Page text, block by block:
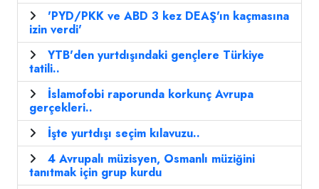
'PYD/PKK ve ABD 3 kez DEAŞ'ın kaçmasına
izin verdi'
YTB'den yurtdışındaki gençlere Türkiye
tatili..
İslamofobi raporunda korkunç Avrupa
gerçekleri..
İşte yurtdışı seçim kılavuzu..
4 Avrupalı müzisyen, Osmanlı müziğini
tanıtmak için grup kurdu